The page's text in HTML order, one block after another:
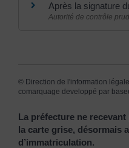
Après la signature
Autorité de contrôle
© Direction de l'information
comarquage developpé par
La préfecture ne
la carte grise, désormais
d’immatriculation.